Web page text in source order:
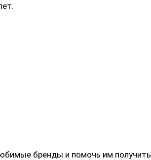
бренды и помочь им получить